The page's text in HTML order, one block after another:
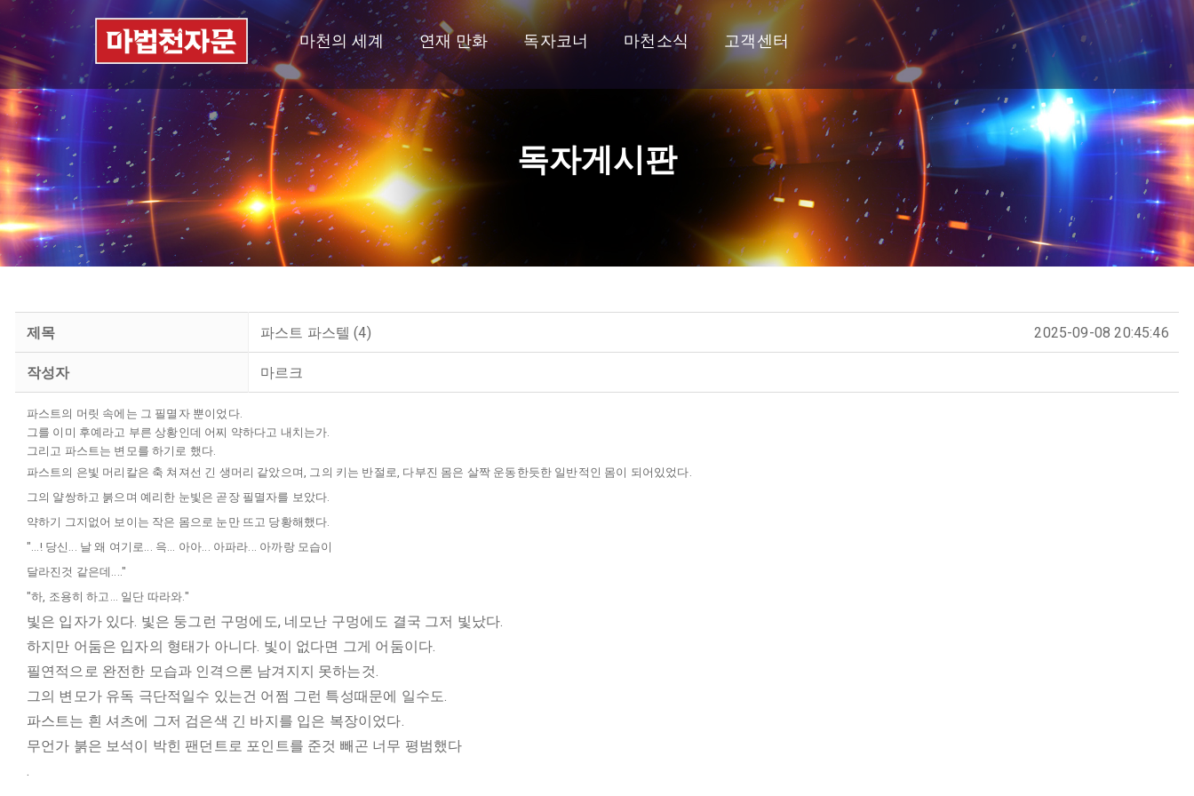
마천의 세계 연재 만화 독자코너 마천소식 고객센터
독자게시판
제목 파스트 파스텔 (4) 2025-09-08 20:45:46
작성자 마르크
파스트의 머릿 속에는 그 필멸자 뿐이었다.
그를 이미 후예라고 부른 상황인데 어찌 약하다고 내치는가.
그리고 파스트는 변모를 하기로 했다.
파스트의 은빛 머리칼은 축 쳐져선 긴 생머리 같았으며, 그의 키는 반절로, 다부진 몸은 살짝 운동한듯한 일반적인 몸이 되어있었다.
그의 얄쌍하고 붉으며 예리한 눈빛은 곧장 필멸자를 보았다.
약하기 그지없어 보이는 작은 몸으로 눈만 뜨고 당황해했다.
"...! 당신... 날 왜 여기로... 윽... 아아... 아파라... 아까랑 모습이
달라진것 같은데...."
"하, 조용히 하고... 일단 따라와."
빛은 입자가 있다. 빛은 둥그런 구멍에도, 네모난 구멍에도 결국 그저 빛났다.
하지만 어둠은 입자의 형태가 아니다. 빛이 없다면 그게 어둠이다.
필연적으로 완전한 모습과 인격으론 남겨지지 못하는것.
그의 변모가 유독 극단적일수 있는건 어쩜 그런 특성때문에 일수도.
파스트는 흰 셔츠에 그저 검은색 긴 바지를 입은 복장이었다.
무언가 붉은 보석이 박힌 팬던트로 포인트를 준것 빼곤 너무 평범했다
.